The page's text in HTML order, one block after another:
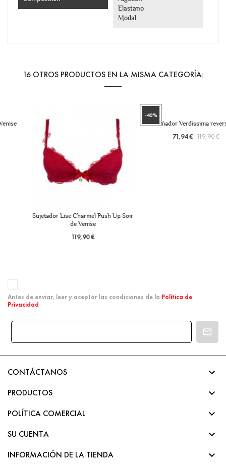
Elastano
Modal
16 OTROS PRODUCTOS EN LA MISMA CATEGORÍA:
Sujetador Lise Charmel Push Up Soir
Bañador Verdissima reversible
119,90 €
Antes de enviar, leer y aceptar las condiciones de la Política de
Privacidad
CONTÁCTANOS 
PRODUCTOS 
POLÍTICA COMERCIAL 
SU CUENTA 
INFORMACIÓN DE LA TIENDA 